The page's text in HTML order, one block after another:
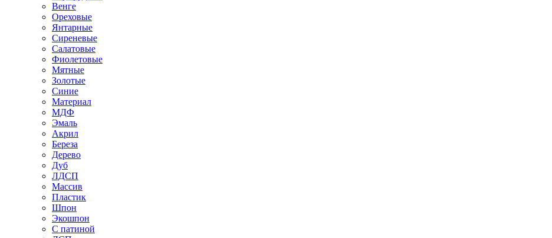
Венге
Ореховые
Янтарные
Сиреневые
Салатовые
Фиолетовые
Мятные
Золотые
Синие
Материал
МДФ
Эмаль
Акрил
Береза
Дерево
Дуб
ЛДСП
Массив
Пластик
Шпон
Экошпон
С патиной